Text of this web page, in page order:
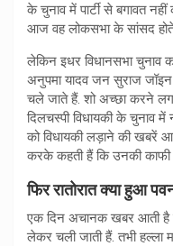
के चुनाव में पार्टी से बगावत
आज वह लोकसभा के सांसद
लेकिन इधर विधानसभा चुनाव
अनुपमा यादव जन सुराज
चले जाते हैं. शो अच्छा करने
दिलचस्पी विधायकी के चुनाव में
को विधायकी लड़ाने की खबरें
करके कहती हैं कि उनकी
फिर रातोरात क्या हुआ
एक दिन अचानक खबर आती है
लेकर चली जाती हैं. तभी हल्ला